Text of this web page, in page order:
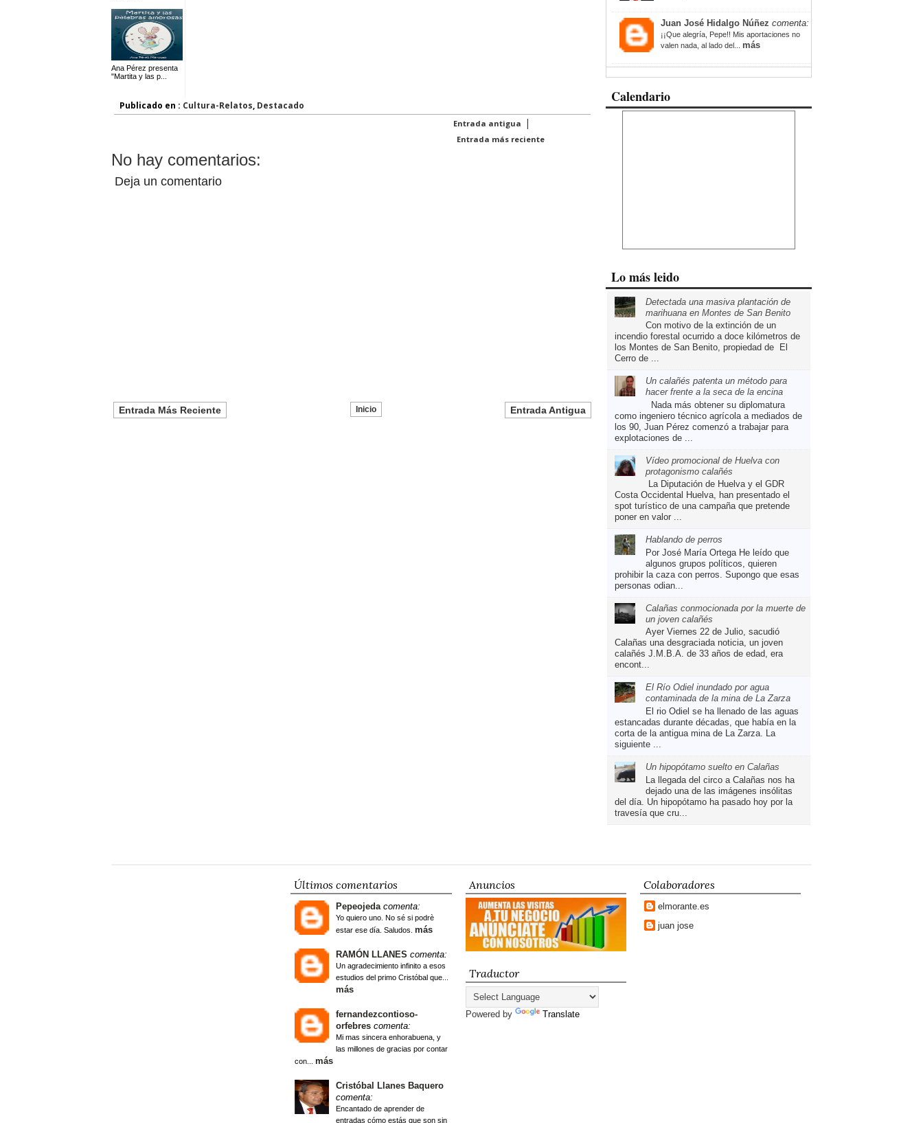
Ana Pérez presenta
"Martita y las p...
Publicado en : Cultura-Relatos, Destacado
Entrada antigua |
Entrada más reciente
No hay comentarios:
Deja un comentario
Entrada Más Reciente Entrada Antigua
Inicio
Juan José Hidalgo Núñez comenta:
¡¡Que alegría, Pepe!! Mis aportaciones no
valen nada, al lado del... más
Calendario
Lo más leido
Detectada una masiva plantación de
marihuana en Montes de San Benito
Con motivo de la extinción de un
incendio forestal ocurrido a doce kilómetros de
los Montes de San Benito, propiedad de El
Cerro de ...
Un calañés patenta un método para
hacer frente a la seca de la encina
Nada más obtener su diplomatura
como ingeniero técnico agrícola a mediados de
los 90, Juan Pérez comenzó a trabajar para
explotaciones de ...
Vídeo promocional de Huelva con
protagonismo calañés
La Diputación de Huelva y el GDR
Costa Occidental Huelva, han presentado el
spot turístico de una campaña que pretende
poner en valor ...
Hablando de perros
Por José María Ortega He leído que
algunos grupos políticos, quieren
prohibir la caza con perros. Supongo que esas
personas odian...
Calañas conmocionada por la muerte de
un joven calañés
Ayer Viernes 22 de Julio, sacudió
Calañas una desgraciada noticia, un joven
calañés J.M.B.A. de 33 años de edad, era
encont...
El Río Odiel inundado por agua
contaminada de la mina de La Zarza
El rio Odiel se ha llenado de las aguas
estancadas durante décadas, que había en la
corta de la antigua mina de La Zarza. La
siguiente ...
Un hipopótamo suelto en Calañas
La llegada del circo a Calañas nos ha
dejado una de las imágenes insólitas
del día. Un hipopótamo ha pasado hoy por la
travesía que cru...
Últimos comentarios
Pepeojeda comenta:
Yo quiero uno. No sé si podrè
estar ese día. Saludos. más
RAMÓN LLANES comenta:
Un agradecimiento infinito a esos
estudios del primo Cristóbal que...
más
fernandezcontioso-
orfebres comenta:
Mi mas sincera enhorabuena, y
las millones de gracias por contar
con... más
Cristóbal Llanes Baquero
comenta:
Encantado de aprender de
entradas cómo estás que son sin
Anuncios
Traductor
Powered by Translate
Colaboradores
elmorante.es
juan jose